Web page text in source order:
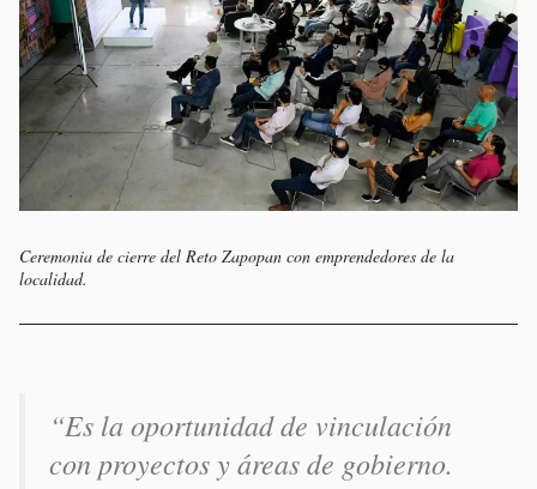
Ceremonia de cierre del Reto Zapopan con emprendedores de la
localidad.
“Es la oportunidad de vinculación
con proyectos y áreas de gobierno.